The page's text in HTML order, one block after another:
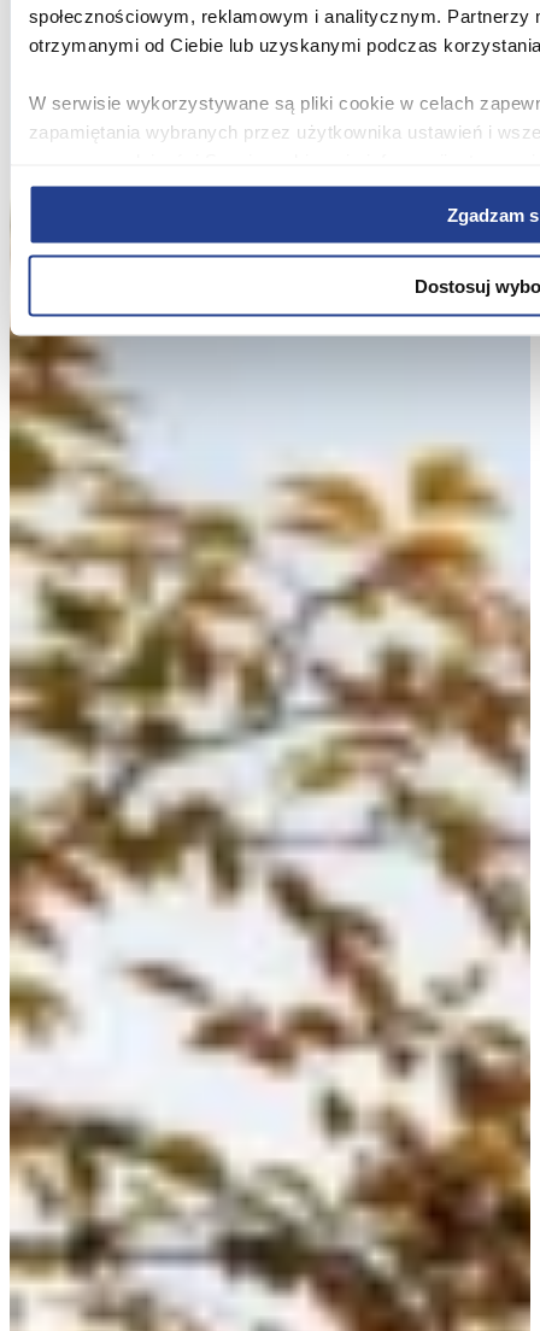
społecznościowym, reklamowym i analitycznym. Partnerzy
otrzymanymi od Ciebie lub uzyskanymi podczas
W serwisie wykorzystywane są pliki cookie w celach
zapamiętania wybranych przez użytkownika ustawień i
ulepszania Serwisu, dostosowywania działania Serwisu
użytkowania Serwisu oraz w celach marketingowych.
Informacje, w tym dane osobowe, pozyskane w związku z
przetwarzane przez Partnerów Spravia Sp. z o.o. W
do swoich danych osobowych, ich sprostowania,
wobec przetwarzania, a także prawo do wniesienia skargi
Szczegółowe informacje o plikach cookie
prywatności związane z korzystaniem z Serwisu dostępne
Wybierając opcję „Zgadzam się” wyrażasz zgodę na
cookie przez Spravia Sp. z o.o. oraz jej Partnerów we
dobrowolne. Możesz wycofać zgodę i dokonać zmiany
pośrednictwem panelu „Ustawienia plików cookie”
Możesz również dostosować wybory dotyczące plików
plików cookie w Serwisie tylko w wybranych przez
wybory”.
Zgadzam
Dostosuj